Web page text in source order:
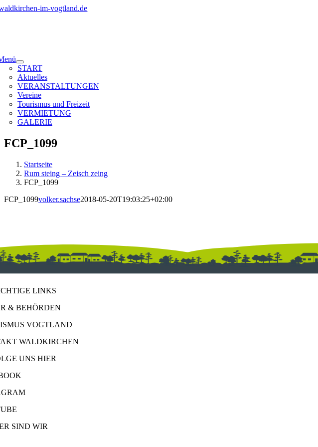
Zum
START
Aktuelles
VERANSTALTUNGEN
Vereine
Tourismus und Freizeit
VERMIETUNG
GALERIE
FCP_1099
Startseite
Rum steing – Zeisch zeing
FCP_1099
FCP_1099volker.sachse2018-05-20T19:03:25+02:00
LINKS
& BEHÖRDEN
VOGTLAND
WALDKIRCHEN
UNS HIER
SIND WIR